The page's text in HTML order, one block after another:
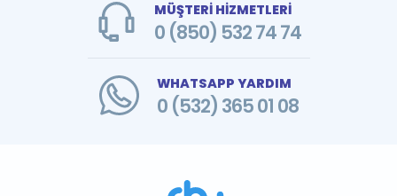
MÜŞTERİ HİZMETLERİ
0 (850) 532 74 74
WHATSAPP YARDIM
0 (532) 365 01 08